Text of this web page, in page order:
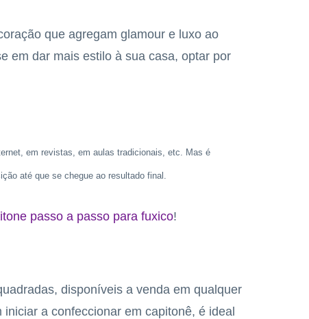
que agregam glamour e luxo ao
em dar mais estilo à sua casa, optar por
em revistas, em aulas tradicionais, etc. Mas é
até que se chegue ao resultado final.
passo a passo para fuxico!
disponíveis a venda em qualquer
a confeccionar em capitonê, é ideal